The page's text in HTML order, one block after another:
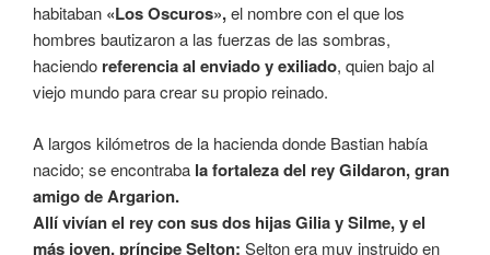
habitaban «Los Oscuros»,el nombre con el que los
hombres bautizaron a las fuerzas de las sombras,
haciendo referencia al enviado y exiliado, quien bajo al
viejo mundo para crear su propio reinado.
A largos kilómetros de la hacienda donde Bastian había
nacido; se encontraba la fortaleza del rey Gildaron, gran
amigo de Argarion.
Allí vivían el rey con sus dos hijas Gilia y Silme, y el
más joven, príncipe Selton; Selton era muy instruido en